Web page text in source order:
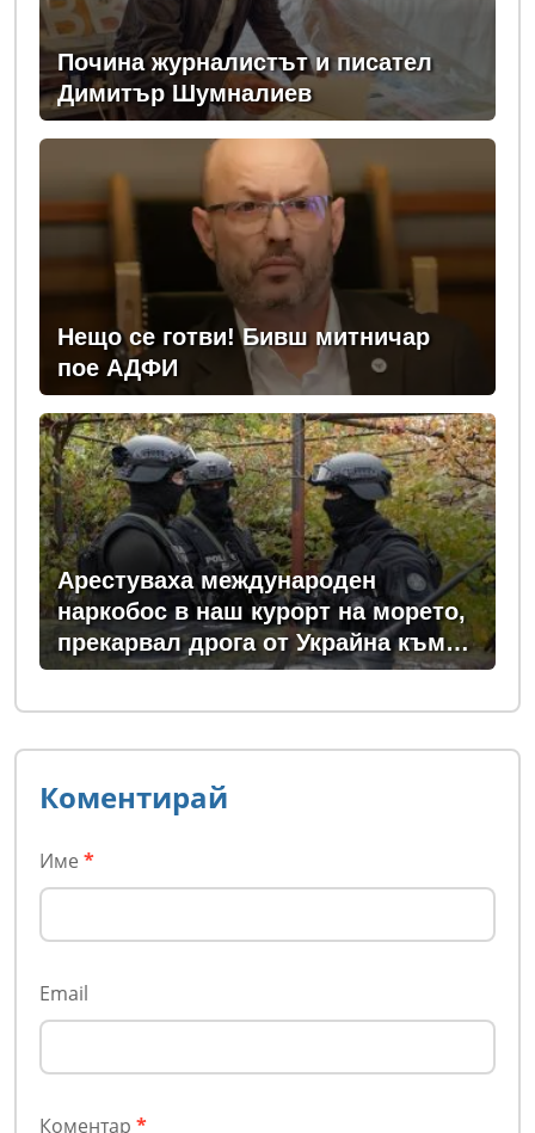
Почина журналистът и писател
Димитър Шумналиев
Нещо се готви! Бивш митничар
пое АДФИ
Арестуваха международен
наркобос в наш курорт на морето,
прекарвал дрога от Украйна към
ЕС
Коментирай
Име *
Email
Коментар *